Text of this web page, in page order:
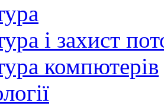
і захист
компютерів